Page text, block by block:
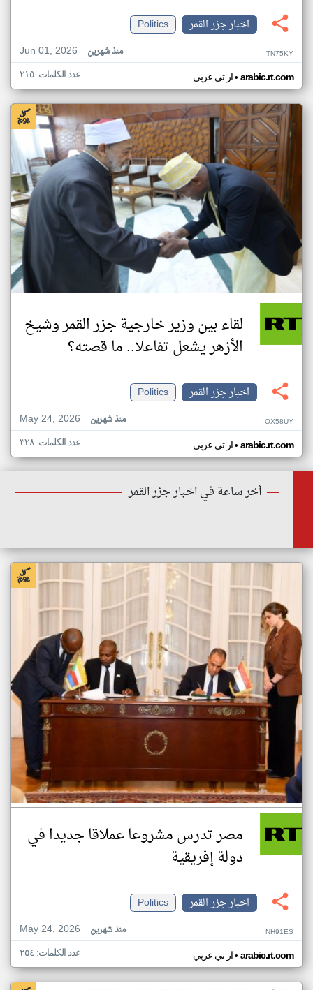
اخبار جزر القمر
Politics
Jun 01, 2026
منذ شهرين TN75KY
ار تي عربي• arabic.rt.com عدد الكلمات: ٢١٥
لقاء بين وزير خارجية جزر القمر وشيخ
الأزهر يشعل تفاعلا.. ما قصته؟
اخبار جزر القمر
Politics
May 24, 2026
منذ شهرين OX58UY
ار تي عربي• arabic.rt.com عدد الكلمات: ٣٢٨
أخر ساعة في اخبار جزر القمر
مصر تدرس مشروعا عملاقا جديدا في
دولة إفريقية
اخبار جزر القمر
Politics
May 24, 2026
منذ شهرين NH91ES
ار تي عربي• arabic.rt.com عدد الكلمات: ٢٥٤